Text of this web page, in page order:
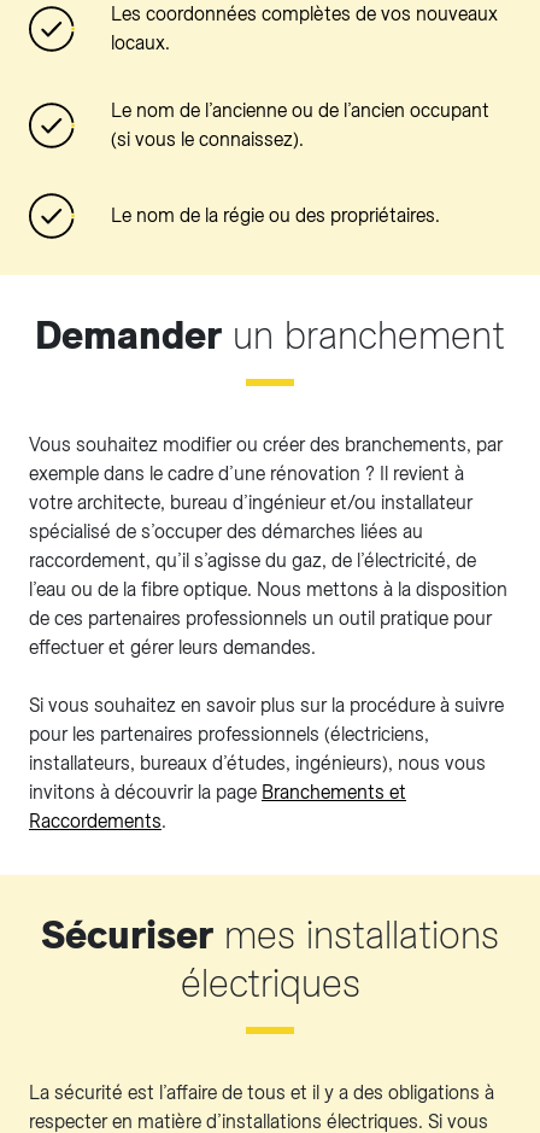
Les coordonnées complètes de vos nouveaux
locaux.
Le nom de l’ancienne ou de l’ancien occupant
(si vous le connaissez).
Le nom de la régie ou des propriétaires.
Demander un branchement
Vous souhaitez modifier ou créer des branchements, par
exemple dans le cadre d’une rénovation ? Il revient à
votre architecte, bureau d’ingénieur et/ou installateur
spécialisé de s’occuper des démarches liées au
raccordement, qu’il s’agisse du gaz, de l’électricité, de
l’eau ou de la fibre optique. Nous mettons à la disposition
de ces partenaires professionnels un outil pratique pour
effectuer et gérer leurs demandes.
Si vous souhaitez en savoir plus sur la procédure à suivre
pour les partenaires professionnels (électriciens,
installateurs, bureaux d’études, ingénieurs), nous vous
invitons à découvrir la page Branchements et
Raccordements.
Sécuriser mes installations
électriques
La sécurité est l’affaire de tous et il y a des obligations à
respecter en matière d’installations électriques. Si vous